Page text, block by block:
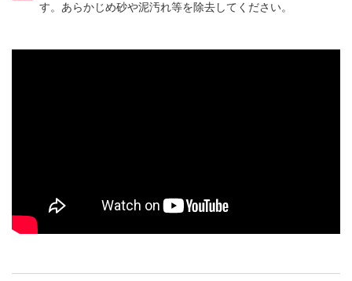
す。あらかじめ砂や泥汚れ等を除去してください。